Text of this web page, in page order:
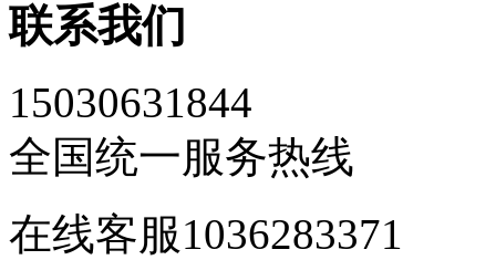
联系我们
15030631844
全国统一服务热线
在线客服1036283371